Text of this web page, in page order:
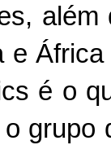
e
é o
grupo